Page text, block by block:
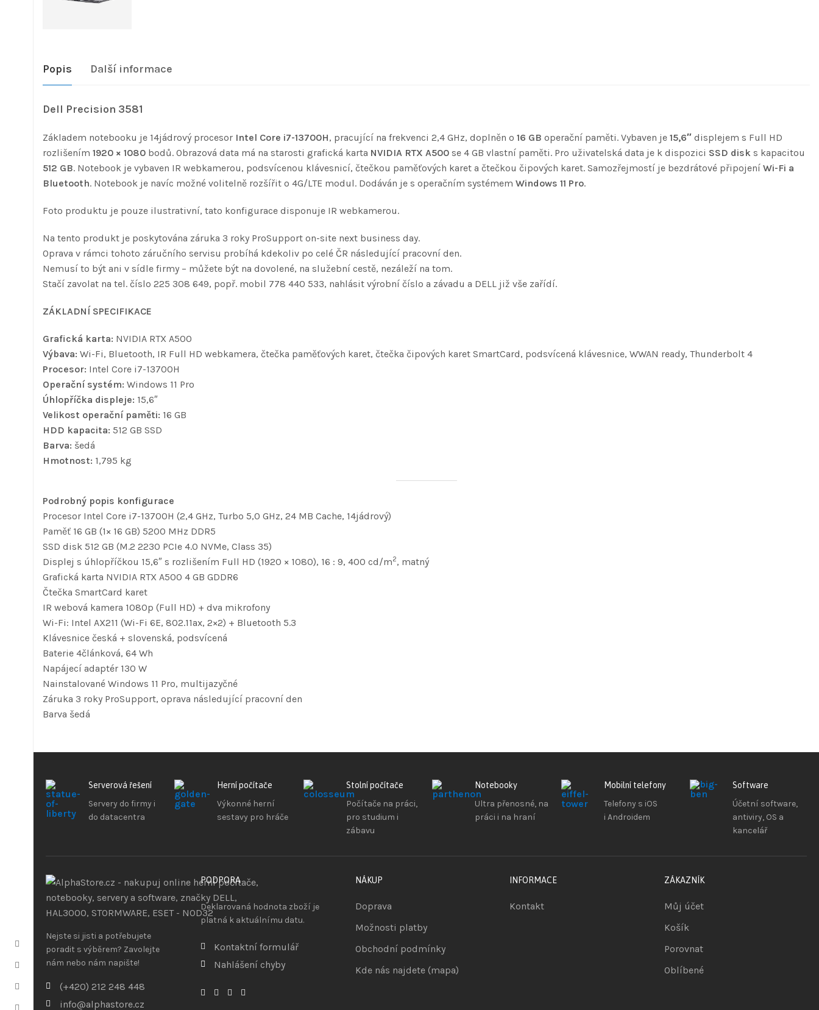
Popis Další informace
Dell Precision 3581
Základem notebooku je 14jádrový procesor Intel Core i7-13700H, pracující na frekvenci 2,4 GHz, doplněn o 16 GB operační paměti. Vybaven je 15,6″ displejem s Full HD
rozlišením 1920 × 1080 bodů. Obrazová data má na starosti grafická karta NVIDIA RTX A500 se 4 GB vlastní paměti. Pro uživatelská data je k dispozici SSD disk s kapacitou
512 GB. Notebook je vybaven IR webkamerou, podsvícenou klávesnicí, čtečkou paměťových karet a čtečkou čipových karet. Samozřejmostí je bezdrátové připojení Wi-Fi a
Bluetooth. Notebook je navíc možné volitelně rozšířit o 4G/LTE modul. Dodáván je s operačním systémem Windows 11 Pro.
Foto produktu je pouze ilustrativní, tato konfigurace disponuje IR webkamerou.
Na tento produkt je poskytována záruka 3 roky ProSupport on-site next business day.
Oprava v rámci tohoto záručního servisu probíhá kdekoliv po celé ČR následující pracovní den.
Nemusí to být ani v sídle firmy – můžete být na dovolené, na služební cestě, nezáleží na tom.
Stačí zavolat na tel. číslo 225 308 649, popř. mobil 778 440 533, nahlásit výrobní číslo a závadu a DELL již vše zařídí.
ZÁKLADNÍ SPECIFIKACE
Grafická karta: NVIDIA RTX A500
Výbava: Wi-Fi, Bluetooth, IR Full HD webkamera, čtečka paměťových karet, čtečka čipových karet SmartCard, podsvícená klávesnice, WWAN ready, Thunderbolt 4
Procesor: Intel Core i7-13700H
Operační systém: Windows 11 Pro
Úhlopříčka displeje: 15,6″
Velikost operační paměti: 16 GB
HDD kapacita: 512 GB SSD
Barva: šedá
Hmotnost: 1,795 kg
Podrobný popis konfigurace
Procesor Intel Core i7-13700H (2,4 GHz, Turbo 5,0 GHz, 24 MB Cache, 14jádrový)
Paměť 16 GB (1× 16 GB) 5200 MHz DDR5
SSD disk 512 GB (M.2 2230 PCIe 4.0 NVMe, Class 35)
Displej s úhlopříčkou 15,6″ s rozlišením Full HD (1920 × 1080), 16 : 9, 400 cd/m2, matný
Grafická karta NVIDIA RTX A500 4 GB GDDR6
Čtečka SmartCard karet
IR webová kamera 1080p (Full HD) + dva mikrofony
Wi-Fi: Intel AX211 (Wi-Fi 6E, 802.11ax, 2×2) + Bluetooth 5.3
Klávesnice česká + slovenská, podsvícená
Baterie 4článková, 64 Wh
Napájecí adaptér 130 W
Nainstalované Windows 11 Pro, multijazyčné
Záruka 3 roky ProSupport, oprava následující pracovní den
Barva šedá
Serverová řešení
Servery do firmy i
do datacentra
Herní počítače
Výkonné herní
sestavy pro hráče
Stolní počítače
Počítače na práci,
pro studium i
zábavu
Notebooky
Ultra přenosné, na
práci i na hraní
Mobilní telefony
Telefony s iOS
i Androidem
Software
Účetní software,
antiviry, OS a
kancelář
Nejste si jisti a potřebujete
poradit s výběrem? Zavolejte
nám nebo nám napište!
(+420) 212 248 448
info@alphastore.cz
PODPORA
Deklarovaná hodnota zboží je
platná k aktuálnímu datu.
Kontaktní formulář
Nahlášení chyby
NÁKUP
Doprava
Možnosti platby
Obchodní podmínky
Kde nás najdete (mapa)
INFORMACE
Kontakt
ZÁKAZNÍK
Můj účet
Košík
Porovnat
Oblíbené